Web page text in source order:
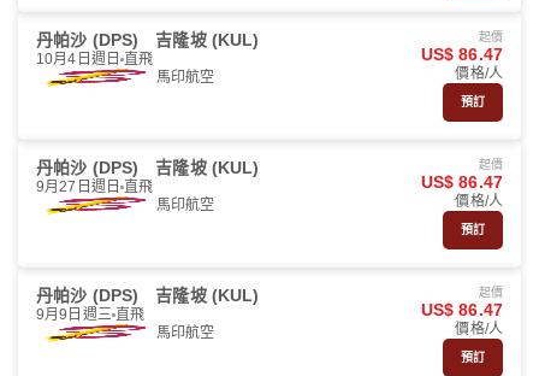
丹帕沙 (DPS) 吉隆坡 (KUL)
10月4日週日 直飛
馬印航空
起價
US$ 86.47
價格/人
預訂
丹帕沙 (DPS) 吉隆坡 (KUL)
9月27日週日 直飛
馬印航空
起價
US$ 86.47
價格/人
預訂
丹帕沙 (DPS) 吉隆坡 (KUL)
9月9日週三 直飛
馬印航空
起價
US$ 86.47
價格/人
預訂